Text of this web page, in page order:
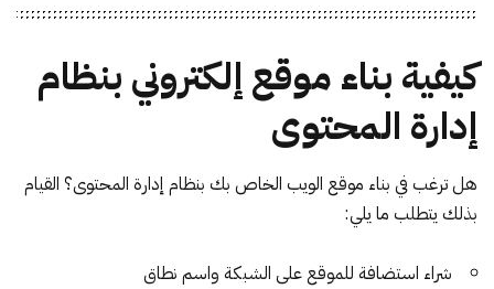
كيفية بناء موقع إلكتروني بنظام
إدارة المحتوى
هل ترغب في بناء موقع الويب الخاص بك بنظام إدارة المحتوى؟ القيام
بذلك يتطلب ما يلي:
شراء استضافة للموقع على الشبكة واسم نطاق